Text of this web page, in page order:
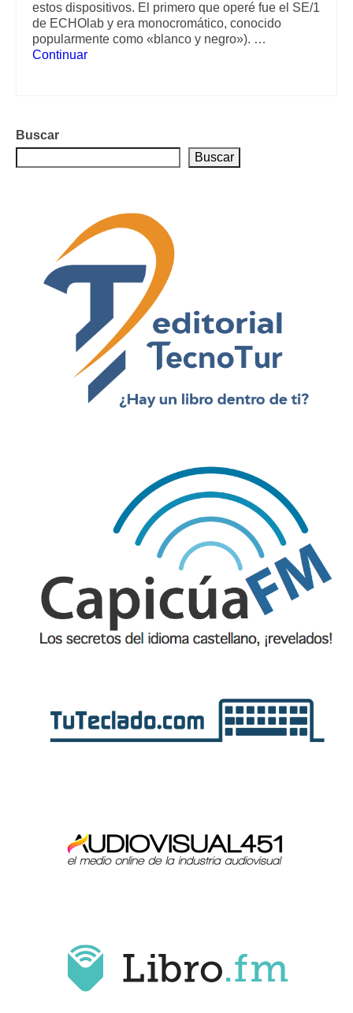
estos dispositivos. El primero que operé fue el SE/1
de ECHOlab y era monocromático, conocido
popularmente como «blanco y negro»). …
Continuar
Buscar
Buscar